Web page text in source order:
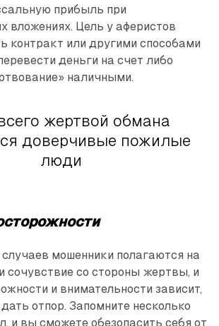
прибыль при
вложениях. Цель у аферистов
контракт или другими способами
деньги на счет либо
наличными.
жертвой обмана
доверчивые пожилые
люди
мошенники полагаются на
сочувствие со стороны жертвы, и
и внимательности зависит,
отпор. Запомните несколько
и вы сможете обезопасить себя от